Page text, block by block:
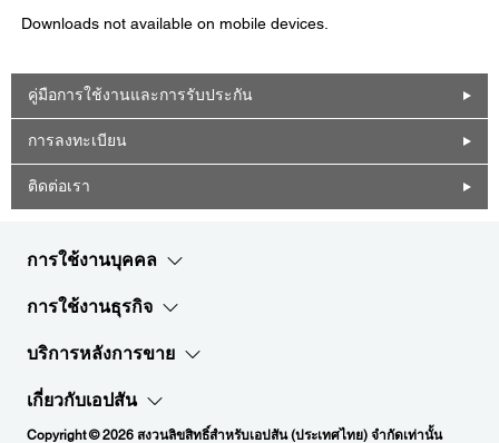
Downloads not available on mobile devices.
คู่มือการใช้งานและการรับประกัน
การลงทะเบียน
ติดต่อเรา
การใช้งานบุคคล
การใช้งานธุรกิจ
บริการหลังการขาย
เกี่ยวกับเอปสัน
Copyright © 2026 สงวนลิขสิทธิ์สำหรับเอปสัน (ประเทศไทย) จำกัดเท่านั้น